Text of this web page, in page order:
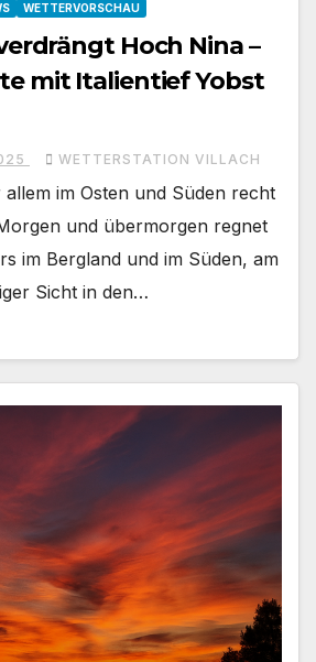
WETTERVORSCHAU
Hoch Nina –
mit Italientief Yobst
WETTERSTATION VILLACH
im Osten und Süden recht
und übermorgen regnet
im Bergland und im Süden, am
Sicht in den…